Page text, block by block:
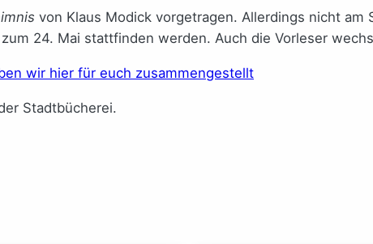
von Klaus Modick vorgetragen. Allerdings nicht am
24. Mai stattfinden werden. Auch die Vorleser
wir hier für euch zusammengestellt
Stadtbücherei.